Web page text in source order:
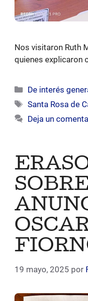
Nos visitaron Ruth
quienes explicaron
Categorías
De interés
Etiquetas
Santa Rosa de
Deja un
19 mayo, 2025 por